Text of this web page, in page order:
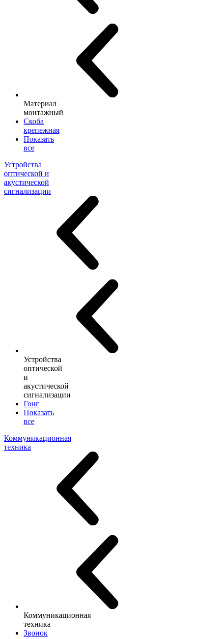
Материал
монтажный
Скоба
крепежная
Показать
все
Устройства
оптической и
акустической
сигнализации
Устройства
оптической
и
акустической
сигнализации
Гонг
Показать
все
Коммуникационная
техника
Коммуникационная
техника
Звонок